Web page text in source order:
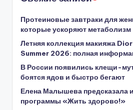
Протеиновые завтраки для
которые ускоряют метаболизм
Летняя коллекция макияжа
Summer 2026: полная
В России появились клещи-
боятся ядов и быстро бегают
Елена Малышева предсказала
программы «Жить здорово!»